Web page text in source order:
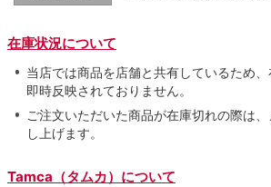
在庫状況について
当店では商品を店舗と共有しているため
即時反映されておりません。
ご注文いただいた商品が在庫切れの際は
し上げます。
Tamca（タムカ）について